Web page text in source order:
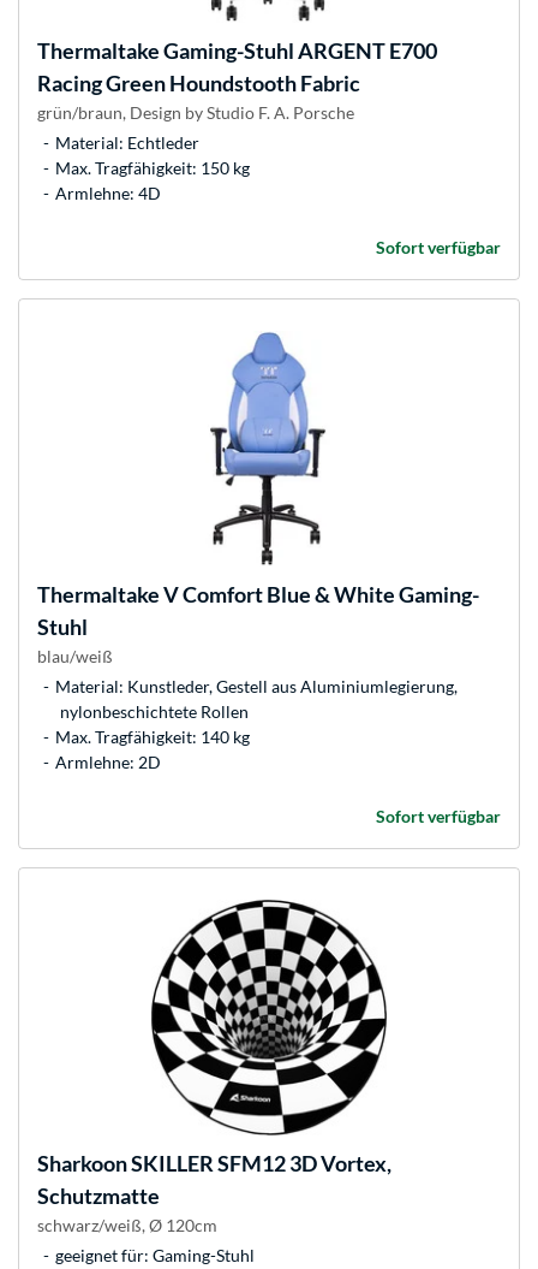
ThermaltakeGaming-Stuhl ARGENT E700
Racing Green Houndstooth Fabric
grün/braun, Design by Studio F. A. Porsche
Material: Echtleder
Max. Tragfähigkeit: 150 kg
Armlehne: 4D
Sofort verfügbar
ThermaltakeV Comfort Blue & White Gaming-
Stuhl
blau/weiß
Material: Kunstleder, Gestell aus Aluminiumlegierung,
nylonbeschichtete Rollen
Max. Tragfähigkeit: 140 kg
Armlehne: 2D
Sofort verfügbar
SharkoonSKILLER SFM12 3D Vortex,
Schutzmatte
schwarz/weiß, Ø 120cm
geeignet für: Gaming-Stuhl